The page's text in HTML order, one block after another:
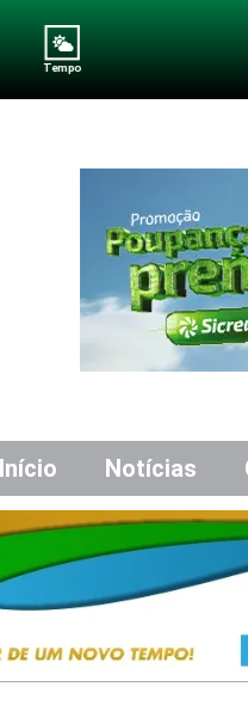
Tempo
Início Notícias